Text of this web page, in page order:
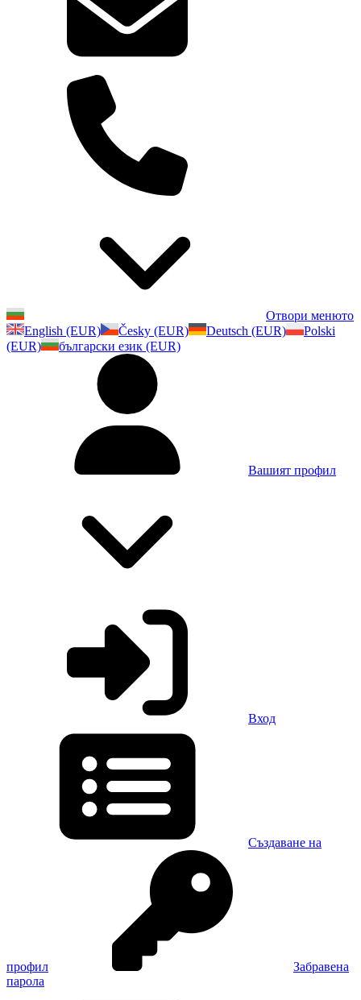
Отвори менюто
English (EUR)
Česky (EUR) Deutsch (EUR)
Polski
(EUR)
български език (EUR)
Вашият профил
Вход
Създаване на
профил
Забравена
парола